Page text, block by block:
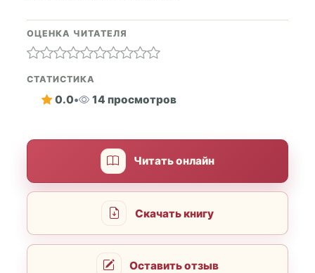
ОЦЕНКА ЧИТАТЕЛЯ
СТАТИСТИКА
0.0• 14 просмотров
Читать онлайн
Скачать книгу
Оставить отзыв